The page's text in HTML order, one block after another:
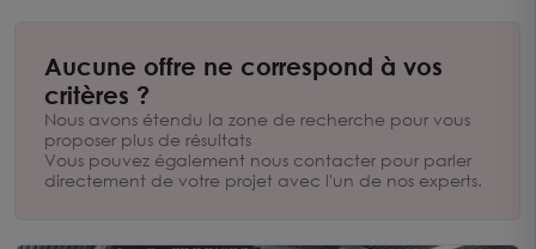
Aucune offre ne correspond à vos
critères ?
Nous avons étendu la zone de recherche pour vous
proposer plus de résultats
Vous pouvez également nous contacter pour parler
directement de votre projet avec l'un de nos experts.